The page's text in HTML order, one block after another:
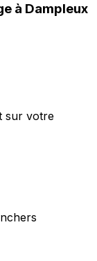
à Dampleux
sur votre